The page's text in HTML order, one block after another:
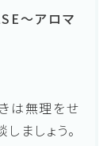
～アロマ
は無理をせ
ましょう。